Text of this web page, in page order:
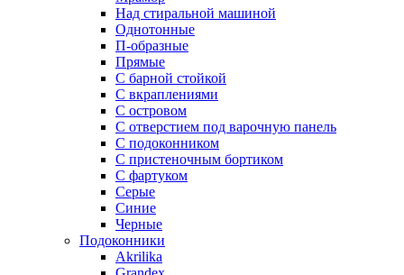
Над стиральной машиной
Однотонные
П-образные
Прямые
С барной стойкой
С вкраплениями
С островом
С отверстием под варочную панель
С подоконником
С пристеночным бортиком
С фартуком
Серые
Синие
Черные
Подоконники
Akrilika